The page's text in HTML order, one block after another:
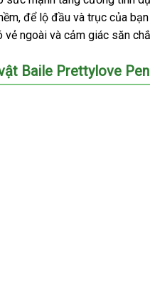
giao
hàng
, đại
lý
để lộ đầu thương
hiệu
và trục nhanh
nhất
của bạn
vẻ ngoài nhập
và cảm giác săn
Baile Prettylove